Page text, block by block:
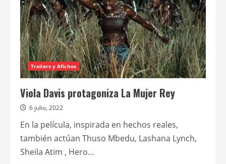
songbirds
and
snakes,
la
precuela
de
Los
Juegos
del
Hambre
Trailers y Afiches
Viola Davis protagoniza La Mujer Rey
6 julio, 2022
En la película, inspirada en hechos reales,
también actúan Thuso Mbedu, Lashana Lynch,
Sheila Atim , Hero...